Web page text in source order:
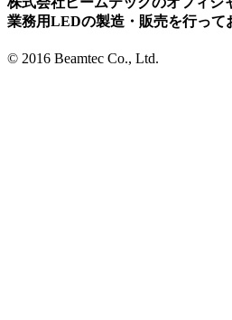
業務用LEDの製造・販売を行って
© 2016 Beamtec Co., Ltd.